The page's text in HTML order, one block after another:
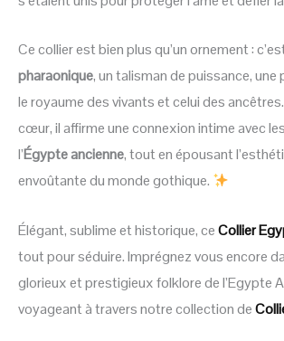
Ce collier est bien plus qu’un ornement :
pharaonique, un talisman de puissance, une
le royaume des vivants et celui des
cœur, il affirme une connexion intime avec
l’Égypte ancienne, tout en épousant
envoûtante du monde gothique.
Élégant, sublime et historique, ceCollier
tout pour séduire. Imprégnez vous encore
glorieux et prestigieux folklore de l’Egypte
voyageant à travers notre collection de